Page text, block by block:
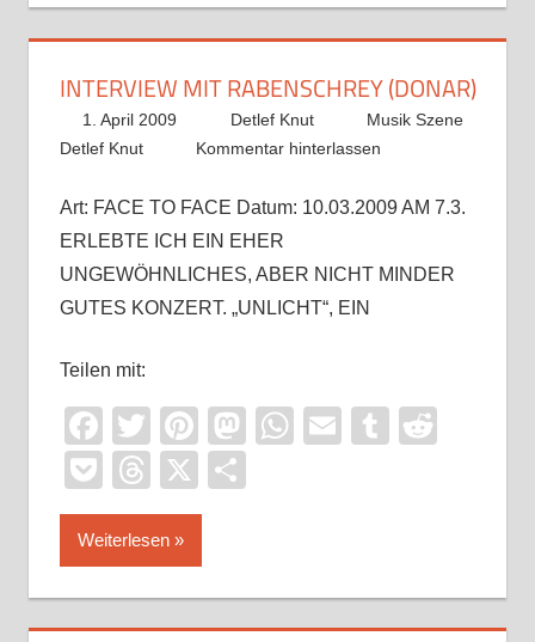
INTERVIEW MIT RABENSCHREY (DONAR)
1. April 2009 Detlef Knut
Musik Szene
Detlef Knut
Kommentar hinterlassen
Art: FACE TO FACE Datum: 10.03.2009 AM 7.3.
ERLEBTE ICH EIN EHER
UNGEWÖHNLICHES, ABER NICHT MINDER
GUTES KONZERT. „UNLICHT“, EIN
Teilen mit:
Facebook
TwitterPinterest
Mastodon
WhatsApp
EmailTumblr
PocketThreads
X
Weiterlesen